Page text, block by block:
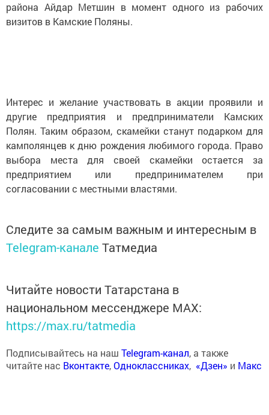
района Айдар Метшин в момент одного из рабочих
визитов в Камские Поляны.
Интерес и желание участвовать в акции проявили и
другие предприятия и предприниматели Камских
Полян. Таким образом, скамейки станут подарком для
камполянцев к дню рождения любимого города. Право
выбора места для своей скамейки остается за
предприятием или предпринимателем при
согласовании с местными властями.
Следите за самым важным и интересным в
Telegram-канале Татмедиа
Читайте новости Татарстана в
национальном мессенджере MАХ:
https://max.ru/tatmedia
Подписывайтесь на наш Telegram-канал, а также
читайте нас Вконтакте,Одноклассниках, «Дзен» и Макс